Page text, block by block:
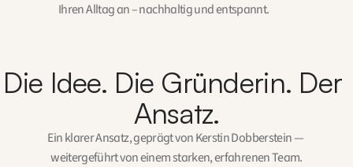
Ihren Alltag an – nachhaltig und entspannt.
Die Idee. Die Gründerin. Der
Ansatz.
Ein klarer Ansatz, geprägt von Kerstin Dobberstein —
weitergeführt von einem starken, erfahrenen Team.